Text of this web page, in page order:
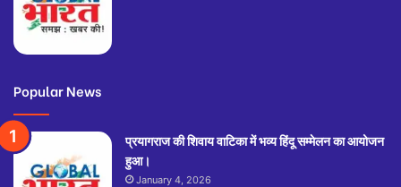
Popular News
प्रयागराज की शिवाय वाटिका में भव्य हिंदू सम्मेलन का आयोजन
हुआ।
January 4, 2026